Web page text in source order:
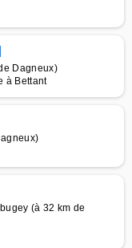
Dagneux)
à Bettant
(à 32 km de